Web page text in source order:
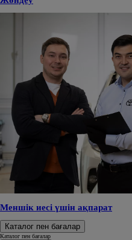
Меншік иесі үшін ақпарат
Каталог пен бағалар
Каталог пен бағалар